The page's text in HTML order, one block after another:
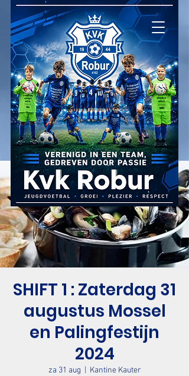
SHIFT 1 : Zaterdag 31
augustus Mossel
en Palingfestijn
2024
za 31 aug Kantine Kauter